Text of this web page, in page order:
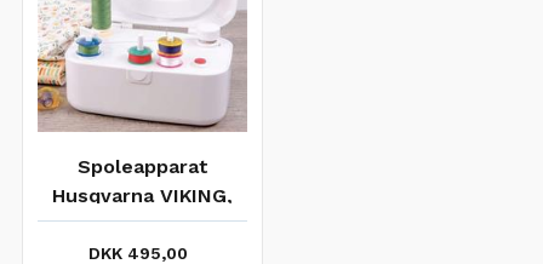
Spoleapparat
Husqvarna VIKING,
type 5-6-7-8-9
DKK 495,00